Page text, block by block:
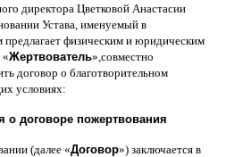
директора Цветковой Анастасии
Устава именуемый в
предлагает физическим и юридическим
«Жертвователь», совместно
договор o благотворительном
условиях:
o договоре пожертвования
(далее «Договор») заключается в